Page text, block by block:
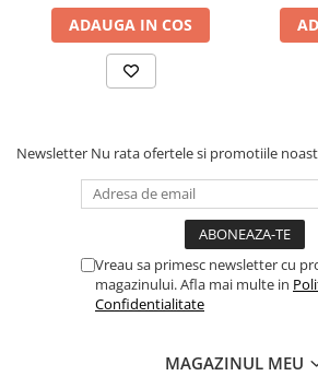
Markere evidentiatoare text
Markere permanente
Markere speciale pentru desen
Produse Craft
Ghiozdane si genti scolare
Carti si jocuri pentru copii
Carti de colorat si povestit
ADAUGA IN COS
Newsletter Nu rata ofertele si promotiile
Vreau sa primesc newsletter cu
magazinului. Afla mai multe in
Confidentialitate
MAGAZINUL MEU